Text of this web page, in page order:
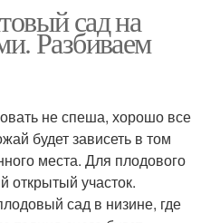
сад на
Разбиваем
не спеша, хорошо все
будет зависеть в том
места. Для плодового
открытый участок.
сад в низине, где